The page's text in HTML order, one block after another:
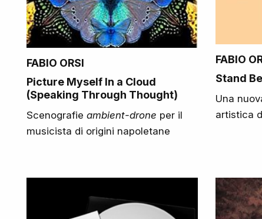
FABIO ORSI
Picture Myself In a Cloud
(Speaking Through Thought)
Scenografie ambient-drone per il
musicista di origini napoletane
FABIO
Stand
Una
artistica